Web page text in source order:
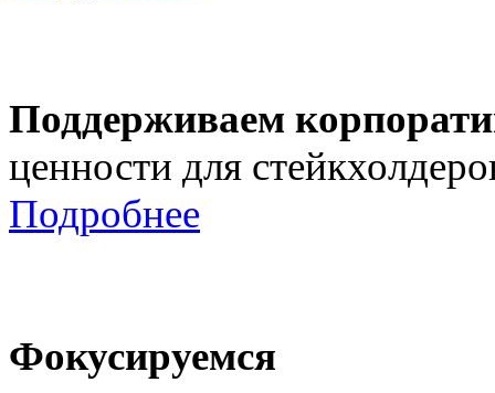
Поддерживаем
ценности для
Подробнее
Фокусируемся